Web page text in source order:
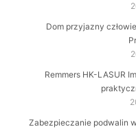
Dom przyjazny
Remmers HK-LASUR
Zabezpieczanie podwalin